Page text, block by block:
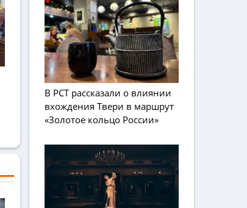
В РСТ рассказали о влиянии
вхождения Твери в маршрут
«Золотое кольцо России»